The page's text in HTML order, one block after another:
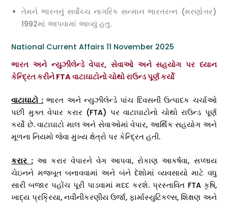
તેમને ભારતનું સર્વોચ્ચ નાગરિક સન્માન ભારતરત્ન (મરણોત્તર)
1992માં આપવામાં આવ્યું હતુ.
National Current Affairs 11 November 2025
ભારત અને ન્યુઝીલેન્ડે વેપાર, સેવાઓ અને સહયોગ પર ધ્યાન
કેન્દ્રિત કરીને FTA વાટાઘાટોનો ચોથો રાઉન્ડ પૂર્ણ કર્યો
વાટાઘાટો :ભારત અને ન્યુઝીલેન્ડે પાંચ દિવસની ઉત્પાદક ચર્ચાઓ
પછી મુક્ત વેપાર કરાર (FTA) પર વાટાઘાટોનો ચોથો રાઉન્ડ પૂર્ણ
કર્યો છે. વાટાઘાટો માલ અને સેવાઓમાં વેપાર, આર્થિક સહયોગ અને
મૂળના નિયમો જેવા મુખ્ય ક્ષેત્રો પર કેન્દ્રિત હતી.
કરાર :આ કરાર વેપારને વેગ આપવા, રોકાણ આકર્ષવા, સપ્લાય
ચેઇનને મજબૂત બનાવવામાં અને બંને દેશોમાં વ્યવસાયો માટે વધુ
સારી બજાર પહોંચ પૂરી પાડવામાં મદદ કરશે. પ્રસ્તાવિત FTA કૃષિ,
ખાદ્ય પ્રક્રિયા, નવીનીકરણીય ઉર્જા, ફાર્માસ્યુટિકલ્સ, શિક્ષણ અને